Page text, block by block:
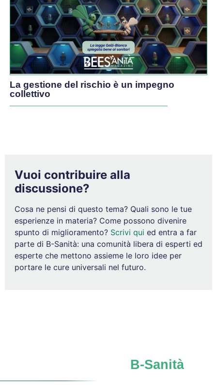
La gestione del rischio è un impegno
collettivo
Vuoi contribuire alla
discussione?
Cosa ne pensi di questo tema? Quali sono le tue
esperienze in materia? Come possono divenire
spunto di miglioramento? Scrivi qui ed entra a far
parte di B-Sanità: una comunità libera di esperti ed
esperte che mettono assieme le loro idee per
portare le cure universali nel futuro.
B-Sanità